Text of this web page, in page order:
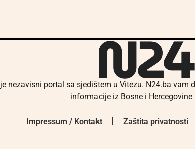
je nezavisni portal sa sjedištem u Vitezu. N24.ba vam
informacije iz Bosne i Hercegovine
Impressum / Kontakt Zaštita privatnosti